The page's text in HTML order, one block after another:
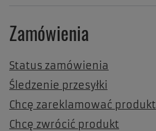
Zamówienia
Status zamówienia
Śledzenie przesyłki
Chcę zareklamować produkt
Chcę zwrócić produkt